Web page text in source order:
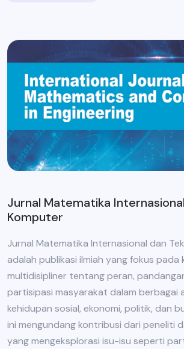
Jurnal Matematika
Komputer
Jurnal Matematika Internasional dan
adalah publikasi ilmiah yang fokus pada
multidisipliner tentang peran,
partisipasi masyarakat dalam berbagai
kehidupan sosial, ekonomi, politik, dan
ini mengundang kontribusi dari peneliti
yang mengeksplorasi isu-isu seperti